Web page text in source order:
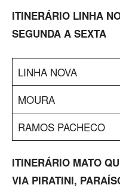
ITINERÁRIO LINHA
SEGUNDA A SEXTA
LINHA NOVA
MOURA
RAMOS PACHECO
ITINERÁRIO MATO
VIA PIRATINI,